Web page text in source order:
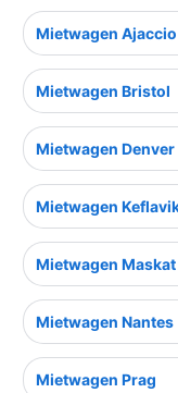
Mietwagen Ajaccio
Mietwagen Bristol
Mietwagen Denver
Mietwagen
Mietwagen Maskat
Mietwagen Nantes
Mietwagen Prag